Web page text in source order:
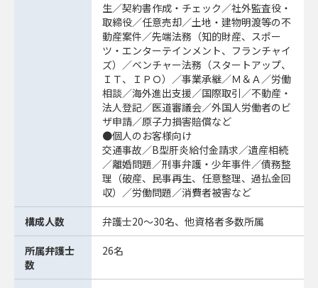
生／契約書作成・チェック／社外監査役・
取締役／任意売却／土地・建物明渡等の不
動産案件／先端法務（知的財産、スポー
ツ・エンターテインメント、フランチャイ
ズ）／ベンチャー法務（スタートアップ、
ＩＴ、ＩＰＯ）／事業承継／Ｍ＆Ａ／労働
相談／海外進出支援／国際取引／不動産・
法人登記／医道審議会／外国人労働者のビ
ザ申請／原子力損害賠償など
●個人のお客様向け
交通事故／B型肝炎給付金請求／遺産相続
／離婚問題／刑事弁護・少年事件／債務整
理（破産、民事再生、任意整理、過払金回
収）／労働問題／消費者被害など
構成人数 弁護士20～30名、他資格者多数所属
所属弁護士
数
26名